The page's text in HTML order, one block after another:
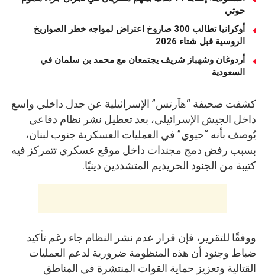
حوثي
أوكرانيا تطالب 300 صاروخ اعتراض لمواجه خطر الصواريخ
الروسية قبل شتاء 2026
أردوغان وشهباز شريف يجتمعان مع محمد بن سلمان في
السعودية
كشفت صحيفة “هآرتس” الإسرائيلية عن جدل داخلي واسع
داخل الجيش الإسرائيلي، بعد تعطيل نشر نظام دفاعي
يُوصف بأنه “حيوي” في العمليات العسكرية جنوب لبنان،
بسبب رفض دمج مجندات داخل موقع عسكري تتمركز فيه
كتيبة من الجنود الحريديم المتشددين دينيًا.
ووفقًا للتقرير، فإن قرار عدم نشر النظام جاء رغم تأكيد
ضباط وجنود أن هذه المنظومة ضرورية لدعم العمليات
القتالية وتعزيز حماية القوات المنتشرة في المناطق